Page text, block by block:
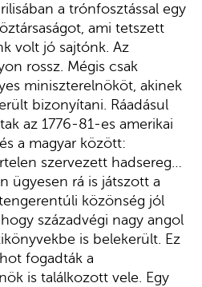
a trónfosztással egy
ami tetszett
volt jó sajtónk. Az
rossz. Mégis csak
miniszterelnököt, akinek
bizonyítani. Ráadásul
az 1776-81-es amerikai
a magyar között:
szervezett hadsereg…
ügyesen rá is játszott a
közönség jól
századvégi nagy angol
is belekerült. Ez
fogadták a
is találkozott vele. Egy